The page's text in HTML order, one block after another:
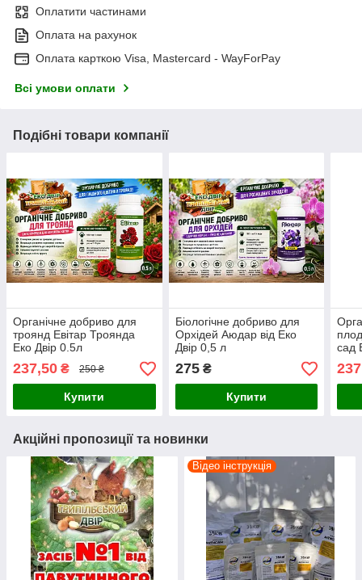
Оплатити частинами
Оплата на рахунок
Оплата карткою Visa, Mastercard - WayForPay
Всі умови оплати
Подібні товари компанії
Органічне добриво для
троянд Евітар Троянда
Еко Двір 0.5л
237,50 ₴ 250 ₴
Купити
Біологічне добриво для
Орхідей Аюдар від Еко
Двір 0,5 л
275₴
Купити
сад
Акційні пропозиції та новинки
Відео інструкція